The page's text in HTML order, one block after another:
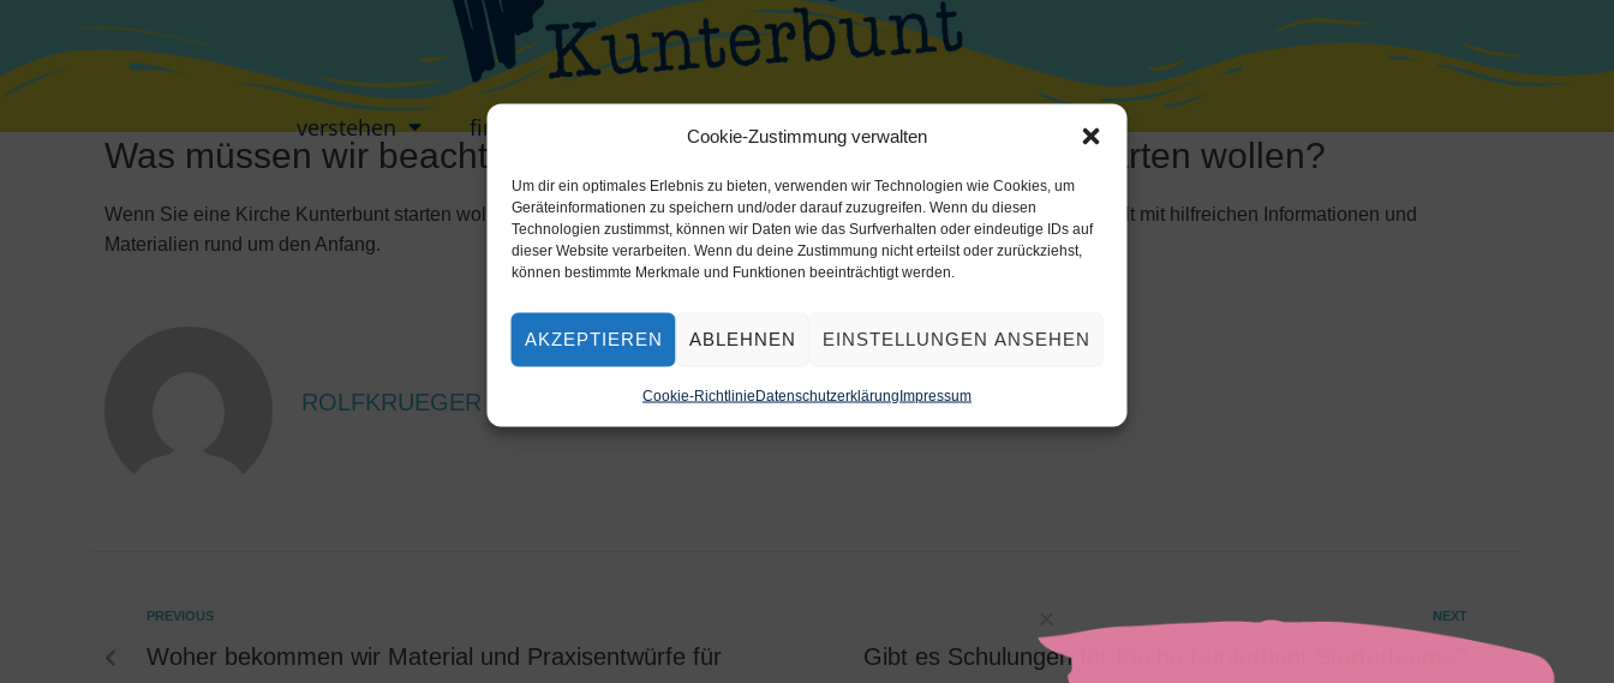
Cookie-Zustimmung verwalten
Um dir ein optimales Erlebnis zu bieten, verwenden wir Technologien wie Cookies, um
Geräteinformationen zu speichern und/oder darauf zuzugreifen. Wenn du diesen
Technologien zustimmst, können wir Daten wie das Surfverhalten oder eindeutige IDs auf
dieser Website verarbeiten. Wenn du deine Zustimmung nicht erteilst oder zurückziehst,
können bestimmte Merkmale und Funktionen beeinträchtigt werden.
AKZEPTIEREN ABLEHNEN EINSTELLUNGEN ANSEHEN
Cookie-RichtlinieDatenschutzerklärungImpressum
verstehen finden selbstmachen folgen
Was müssen wir beachten, wenn wir eine Kirche Kunterbunt starten wollen?
Wenn Sie eine Kirche Kunterbunt starten wollen, kommen viele Fragen auf. Wir habenein Starterpaketzusammengestellt mit hilfreichen Informationen und
Materialien rund um den Anfang.
ROLFKRUEGER
PREVIOUS
Woher bekommen wir Material und Praxisentwürfe für
NEXT
Gibt es Schulungen für Kirche Kunterbunt Starterteams?